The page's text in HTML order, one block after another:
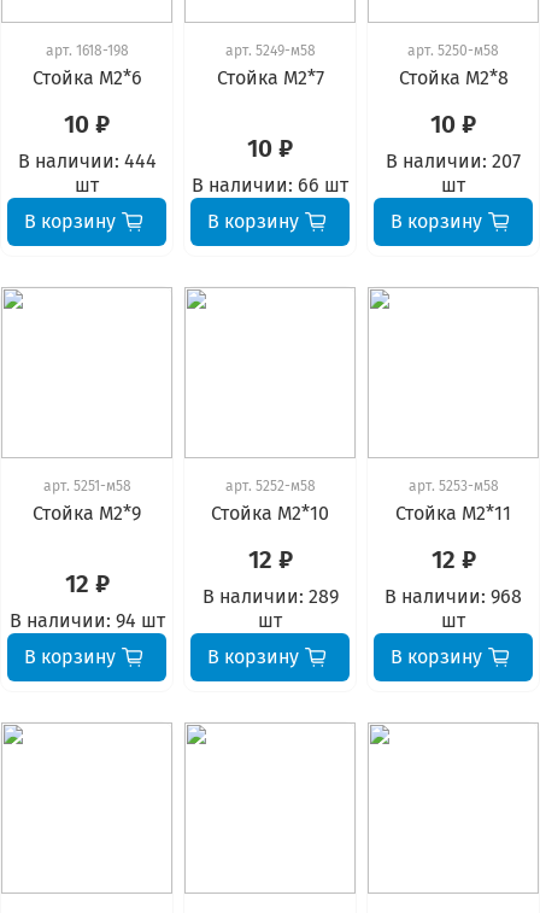
арт. 1618-198
Стойка М2*6
10 ₽
В наличии: 444
шт
В корзину
арт. 5249-м58
Стойка М2*7
10 ₽
В наличии: 66 шт
В корзину
арт. 5250-м58
Стойка М2*8
10 ₽
В наличии: 207
шт
В корзину
арт. 5251-м58
Стойка М2*9
12 ₽
В наличии: 94 шт
В корзину
арт. 5252-м58
Стойка М2*10
12 ₽
В наличии: 289
шт
В корзину
арт. 5253-м58
Стойка М2*11
12 ₽
В наличии: 968
шт
В корзину